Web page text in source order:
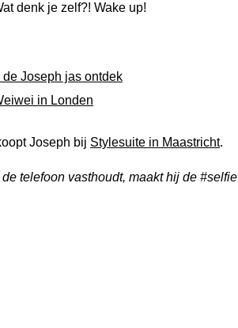
denk je zelf?! Wake up!
Joseph jas ontdek
in Londen
Joseph bij Stylesuite in Maastricht.
telefoon vasthoudt, maakt hij de #selfie